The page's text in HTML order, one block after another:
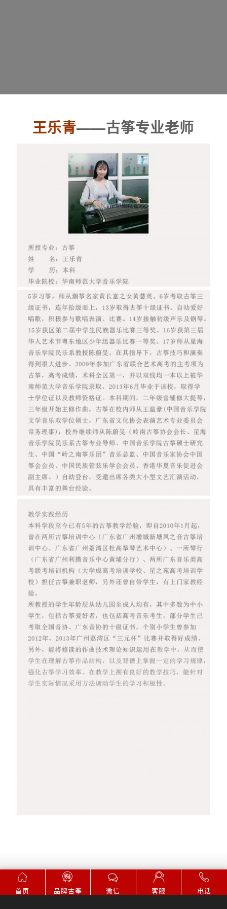
王乐青——古筝专业老师
首页 品牌古筝 微信 客服 电话